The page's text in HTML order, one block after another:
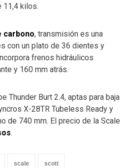
11,4 kilos.
carbono, transmisión es una
con un plato de 36 dientes y
frenos hidráulicos
y 160 mm atrás.
Thunder Burt 2.4, aptas para baja
X-28TR Tubeless Ready y
de 740 mm. El precio de la Scale
.
scale scott